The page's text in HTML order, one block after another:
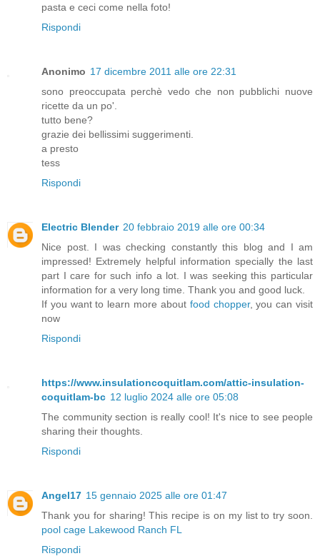
pasta e ceci come nella foto!
Rispondi
Anonimo 17 dicembre 2011 alle ore 22:31
sono preoccupata perchè vedo che non pubblichi nuove
ricette da un po'.
tutto bene?
grazie dei bellissimi suggerimenti.
a presto
tess
Rispondi
Electric Blender 20 febbraio 2019 alle ore 00:34
Nice post. I was checking constantly this blog and I am
impressed! Extremely helpful information specially the last
part I care for such info a lot. I was seeking this particular
information for a very long time. Thank you and good luck.
If you want to learn more about food chopper, you can visit
now
Rispondi
https://www.insulationcoquitlam.com/attic-insulation-
coquitlam-bc 12 luglio 2024 alle ore 05:08
The community section is really cool! It's nice to see people
sharing their thoughts.
Rispondi
Angel17 15 gennaio 2025 alle ore 01:47
Thank you for sharing! This recipe is on my list to try soon.
pool cage Lakewood Ranch FL
Rispondi